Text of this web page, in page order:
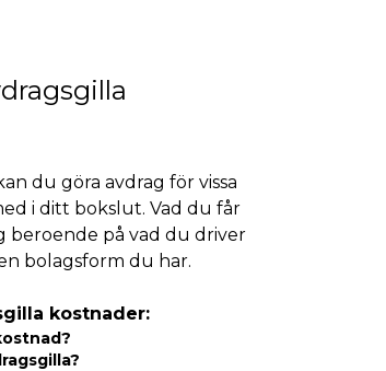
du göra avdrag för vissa
i ditt bokslut. Vad du får
beroende på vad du driver
bolagsform du har.
kostnader: